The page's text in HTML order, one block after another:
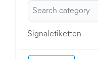
Signaletiketten